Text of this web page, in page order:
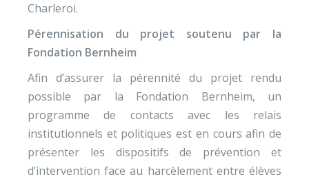
Charleroi.
Pérennisation du projet soutenu par la
Fondation Bernheim
Afin d’assurer la pérennité du projet rendu
possible par la Fondation Bernheim, un
programme de contacts avec les relais
institutionnels et politiques est en cours afin de
présenter les dispositifs de prévention et
d’intervention face au harcèlement entre élèves